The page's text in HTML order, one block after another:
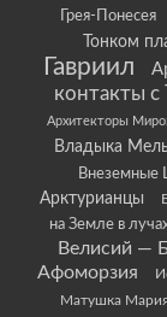
Грея-Понесея
Тонком
Гавриил
контакты
Архитекторы
Владыка
Внеземные
Арктурианцы
на Земле в
Велисий —
Афоморзия
Матушка Мария